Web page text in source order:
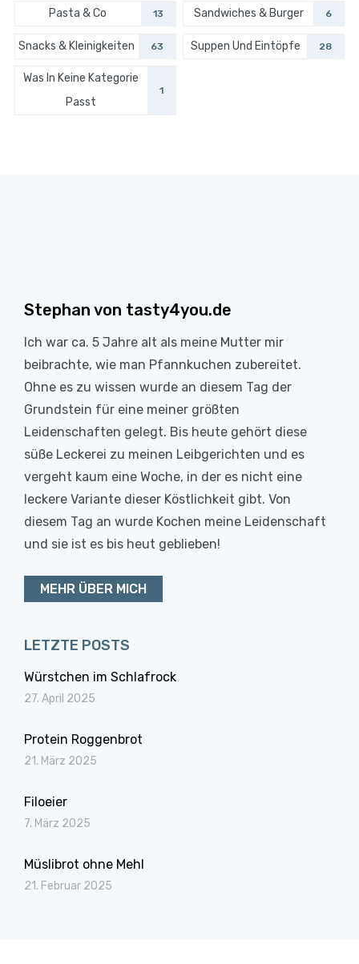
Pasta & Co 13 Sandwiches & Burger 6
Snacks & Kleinigkeiten 63 Suppen Und Eintöpfe 28
Was In Keine Kategorie
Passt
1
Stephan von tasty4you.de
Ich war ca. 5 Jahre alt als meine Mutter mir
beibrachte, wie man Pfannkuchen zubereitet.
Ohne es zu wissen wurde an diesem Tag der
Grundstein für eine meiner größten
Leidenschaften gelegt. Bis heute gehört diese
süße Leckerei zu meinen Leibgerichten und es
vergeht kaum eine Woche, in der es nicht eine
leckere Variante dieser Köstlichkeit gibt. Von
diesem Tag an wurde Kochen meine Leidenschaft
und sie ist es bis heut geblieben!
MEHR ÜBER MICH
LETZTE POSTS
Würstchen im Schlafrock
27. April 2025
Protein Roggenbrot
21. März 2025
Filoeier
7. März 2025
Müslibrot ohne Mehl
21. Februar 2025